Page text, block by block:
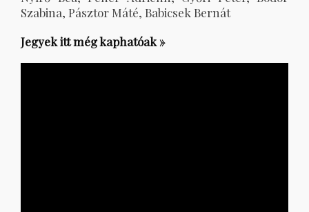
Szabina, Pásztor Máté, Babicsek Bernát
Jegyek itt még kaphatóak »